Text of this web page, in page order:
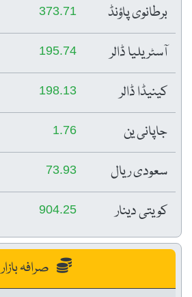
برطانوی پاؤنڈ 373.71
آسٹریلیا ڈالر 195.74
کینیڈا ڈالر 198.13
جاپانی ین 1.76
سعودی ریال 73.93
کویتی دینار 904.25
صرافہ بازار